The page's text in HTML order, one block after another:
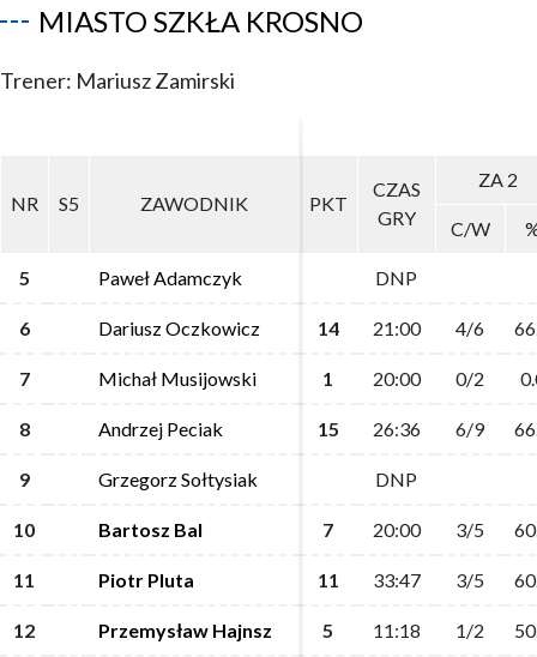
MIASTO SZKŁA KROSNO
Trener: Mariusz Zamirski
NR S5 ZAWODNIK PKT
CZAS
GRY
ZA 2
C/W
5 Paweł Adamczyk DNP
6 Dariusz Oczkowicz 14 21:00 4/6
7 Michał Musijowski 1 20:00 0/2
8 Andrzej Peciak 15 26:36 6/9
9 Grzegorz Sołtysiak DNP
10 Bartosz Bal 7 20:00 3/5
11 Piotr Pluta 11 33:47 3/5
12 Przemysław Hajnsz 5 11:18 1/2
NR S5 ZAWODNIK PKT
CZAS
GRY
ZA 2
C/W
5 Paweł Adamczyk DNP
6 Dariusz Oczkowicz 14 21:00 4/6
7 Michał Musijowski 1 20:00 0/2
8 Andrzej Peciak 15 26:36 6/9
9 Grzegorz Sołtysiak DNP
10 Bartosz Bal 7 20:00 3/5
11 Piotr Pluta 11 33:47 3/5
12 Przemysław Hajnsz 5 11:18 1/2